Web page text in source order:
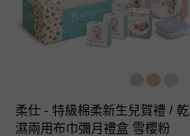
柔仕 - 特級棉柔新生兒賀禮 / 乾
濕兩用布巾彌月禮盒 雪櫻粉